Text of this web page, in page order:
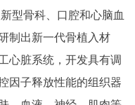
型骨科、口腔和心脑血
制出新一代骨植入材
心脏系统，开发具有调
因子释放性能的组织器